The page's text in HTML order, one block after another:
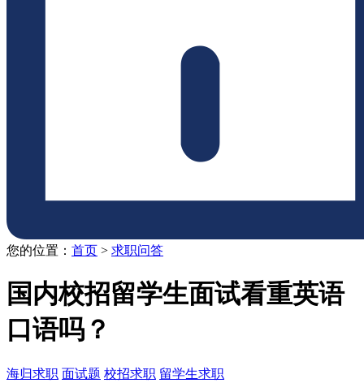
您的位置： 首页 > 求职问答
国内校招留学生面试看重英语
口语吗？
海归求职 面试题 校招求职 留学生求职